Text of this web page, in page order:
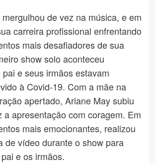
de vez na música, e em
carreira profissional enfrentando
mais desafiadores de sua
show solo aconteceu
e seus irmãos estavam
à Covid-19. Com a mãe na
apertado, Ariane May subiu
a apresentação com coragem. Em
mais emocionantes, realizou
de vídeo durante o show para
e os irmãos.